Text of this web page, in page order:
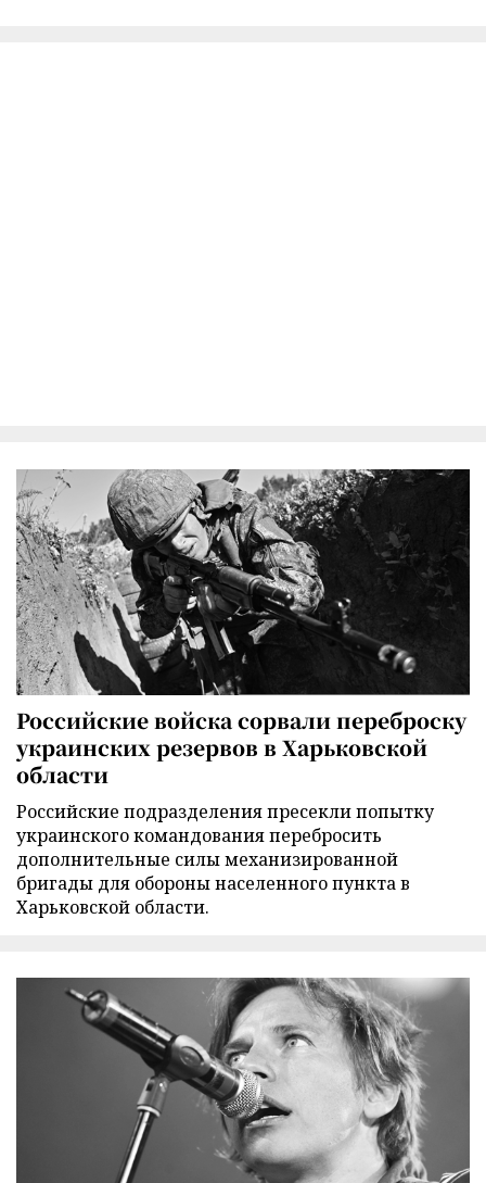
Российские войска сорвали переброску
украинских резервов в Харьковской
области
Российские подразделения пресекли попытку
украинского командования перебросить
дополнительные силы механизированной
бригады для обороны населенного пункта в
Харьковской области.